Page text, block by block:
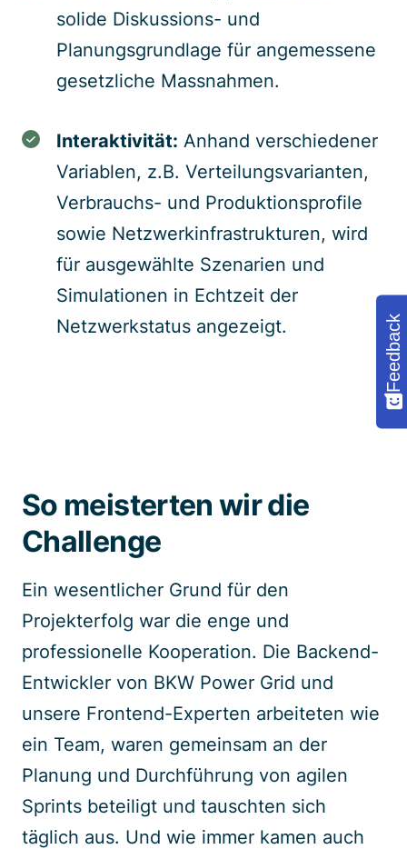
solide Diskussions- und
Planungsgrundlage für angemessene
gesetzliche Massnahmen.
Interaktivität: Anhand verschiedener
Variablen, z.B. Verteilungsvarianten,
Verbrauchs- und Produktionsprofile
sowie Netzwerkinfrastrukturen, wird
für ausgewählte Szenarien und
Simulationen in Echtzeit der
Netzwerkstatus angezeigt.
So meisterten wir die
Challenge
Ein wesentlicher Grund für den
Projekterfolg war die enge und
professionelle Kooperation. Die Backend-
Entwickler von BKW Power Grid und
unsere Frontend-Experten arbeiteten wie
ein Team, waren gemeinsam an der
Planung und Durchführung von agilen
Sprints beteiligt und tauschten sich
täglich aus. Und wie immer kamen auch
Feedback